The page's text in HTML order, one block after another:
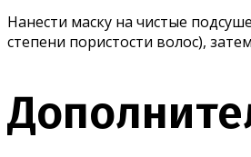
Нанести маску на чистые
степени пористости волос),